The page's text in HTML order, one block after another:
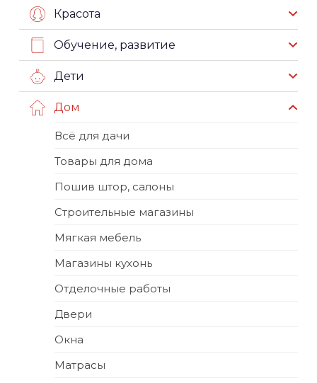
Красота
Обучение, развитие
Дети
Дом
Всё для дачи
Товары для дома
Пошив штор, салоны
Строительные магазины
Мягкая мебель
Магазины кухонь
Отделочные работы
Двери
Окна
Матрасы